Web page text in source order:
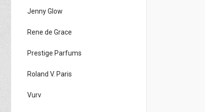
Jenny Glow
Rene de Grace
Prestige Parfums
Roland V. Paris
Vurv